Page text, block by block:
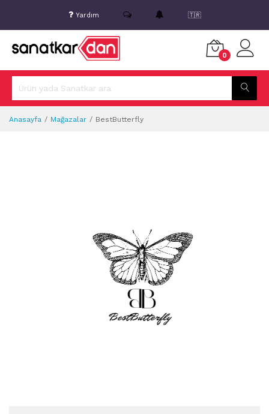
Yardım 🇹🇷
0
Anasayfa Mağazalar BestButterfly